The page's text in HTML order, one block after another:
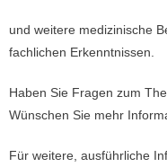
und weitere medizinische
fachlichen Erkenntnissen.
Haben Sie Fragen zum
Wünschen Sie mehr
Für weitere, ausführliche